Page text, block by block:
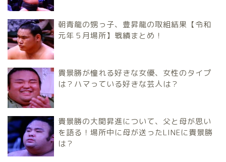
朝青龍の甥っ子、豊昇龍の取組結果【令和
元年５月場所】戦績まとめ！
貴景勝が憧れる好きな女優、女性のタイプ
は？ハマっている好きな芸人は？
貴景勝の大関昇進について、父と母が思い
を語る！場所中に母が送ったLINEに貴景勝
は？